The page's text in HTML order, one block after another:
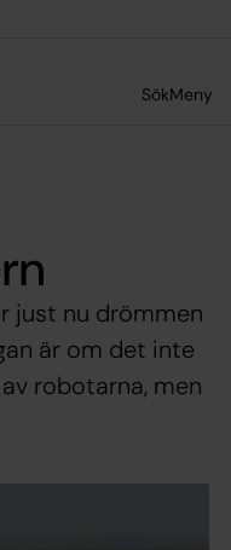
SökMeny
just nu drömmen
är om det inte
robotarna, men